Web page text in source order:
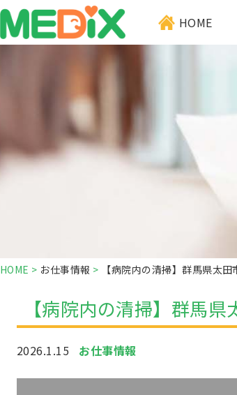
HOME
HOME > お仕事情報 > 【病院内の清掃】群馬県太田
【病院内の清掃】群馬県
2026.1.15 お仕事情報